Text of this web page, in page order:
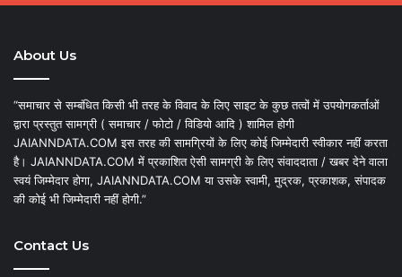
About Us
“समाचार से सम्बंधित किसी भी तरह के विवाद के लिए साइट के कुछ तत्वों में उपयोगकर्ताओं
द्वारा प्रस्तुत सामग्री ( समाचार / फोटो / विडियो आदि ) शामिल होगी
JAIANNDATA.COM इस तरह की सामग्रियों के लिए कोई जिम्मेदारी स्वीकार नहीं करता
है। JAIANNDATA.COM में प्रकाशित ऐसी सामग्री के लिए संवाददाता / खबर देने वाला
स्वयं जिम्मेदार होगा, JAIANNDATA.COM या उसके स्वामी, मुद्रक, प्रकाशक, संपादक
की कोई भी जिम्मेदारी नहीं होगी.”
Contact Us